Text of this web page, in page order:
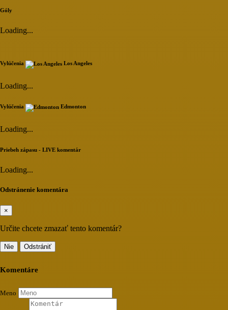
Góly
Loading...
Vylúčenia Los Angeles
Loading...
Vylúčenia Edmonton
Loading...
Priebeh zápasu - LIVE komentár
Loading...
Odstránenie komentára
×
Určite chcete zmazať tento komentár?
Nie Odstrániť
Komentáre
Meno